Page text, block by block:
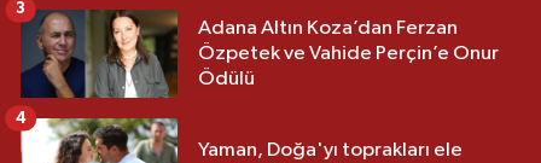
Adana Altın Koza’dan Ferzan
Özpetek ve Vahide Perçin’e Onur
Ödülü
3
Yaman, Doğa'yı toprakları ele
4